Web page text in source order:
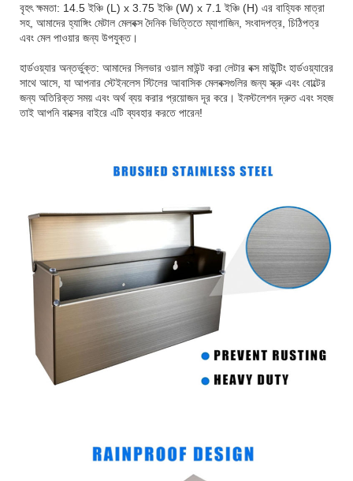
বৃহৎ ক্ষমতা: 14.5 ইঞ্চি (L) x 3.75 ইঞ্চি (W) x 7.1 ইঞ্চি (H) এর বাহ্যিক মাত্রা
সহ, আমাদের হ্যাঙ্গিং মেটাল মেলবক্স দৈনিক ভিত্তিতে ম্যাগাজিন, সংবাদপত্র, চিঠিপত্র
এবং মেল পাওয়ার জন্য উপযুক্ত।
হার্ডওয়্যার অন্তর্ভুক্ত: আমাদের সিলভার ওয়াল মাউন্ট করা লেটার বক্স মাউন্টিং হার্ডওয়্যারের
সাথে আসে, যা আপনার স্টেইনলেস স্টিলের আবাসিক মেলবক্সগুলির জন্য স্ক্রু এবং বোল্টের
জন্য অতিরিক্ত সময় এবং অর্থ ব্যয় করার প্রয়োজন দূর করে। ইনস্টলেশন দ্রুত এবং সহজ
তাই আপনি বাক্সের বাইরে এটি ব্যবহার করতে পারেন!